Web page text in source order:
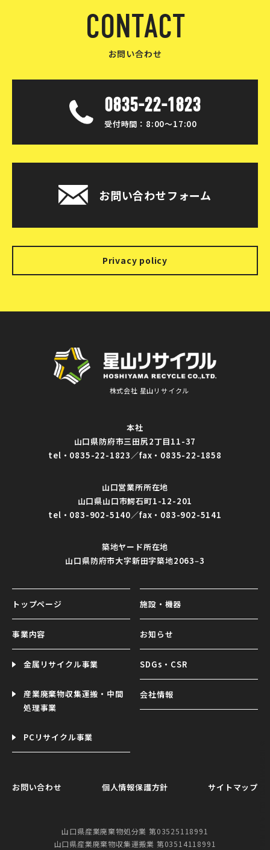
CONTACT
お問い合わせ
0835-22-1823
受付時間：8:00〜17:00
お問い合わせフォーム
Privacy policy
株式会社 星山リサイクル
本社
山口県防府市三田尻2丁目11-37
tel・0835-22-1823／fax・0835-22-1858
山口営業所所在地
山口県山口市鰐石町1-12-201
tel・083-902-5140／fax・083-902-5141
築地ヤード所在地
山口県防府市大字新田字築地2063‒3
トップページ
事業内容
金属リサイクル事業
産業廃棄物収集運搬・中間
処理事業
PCリサイクル事業
施設・機器
お知らせ
SDGs・CSR
会社情報
お問い合わせ 個人情報保護方針 サイトマップ
山口県産業廃棄物処分業 第03525118991
山口県産業廃棄物収集運搬業 第03514118991